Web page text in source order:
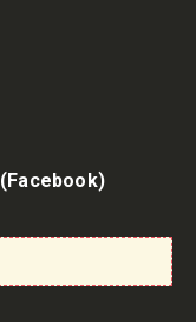
(Facebook)